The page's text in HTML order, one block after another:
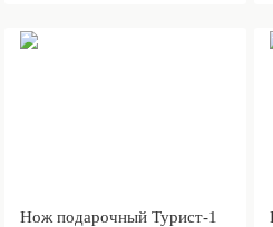
Нож подарочный Турист-1